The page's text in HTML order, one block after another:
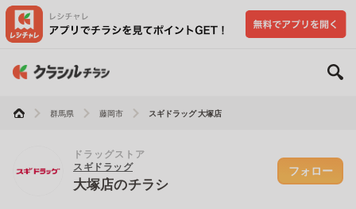
群馬県 藤岡市 スギドラッグ 大塚店
ドラッグストア
スギドラッグ
大塚店のチラシ
フォロー